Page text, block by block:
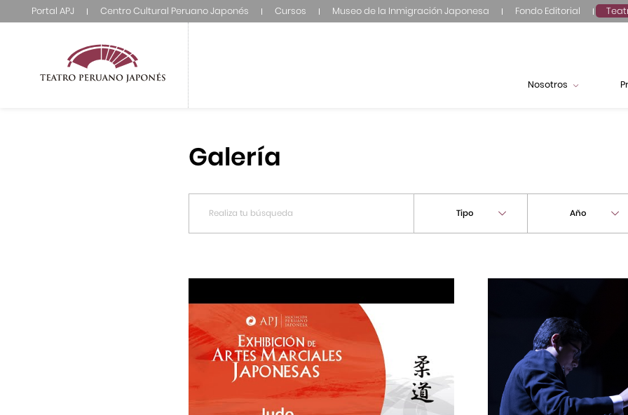
Portal APJ Centro Cultural Peruano Japonés Cursos Museo de la Inmigración Japonesa Fondo Editorial
Nosotros
Galería
Tipo Año